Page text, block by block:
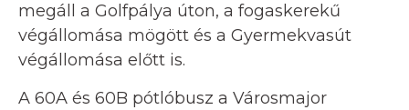
megáll a Golfpálya úton, a fogaskerekű
végállomása mögött és a Gyermekvasút
végállomása előtt is.
A 60A és 60B pótlóbusz a Városmajor